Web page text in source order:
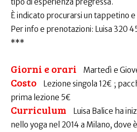
È indicato procurarsi un tappetino
Per info e prenotazioni: Luisa 320
***
Giorni e orari Martedì e
Costo
Lezione singola 12€ ;
prima lezione 5€
Curriculum
Luisa Balice ha
nello yoga nel 2014 a Milano, dove